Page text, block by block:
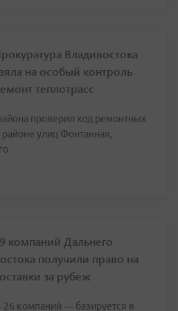
Владивостока
на особый контроль
теплотрасс
проверил ход ремонтных
улиц Фонтанная,
компаний Дальнего
получили право на
за рубеж
компаний — базируется в